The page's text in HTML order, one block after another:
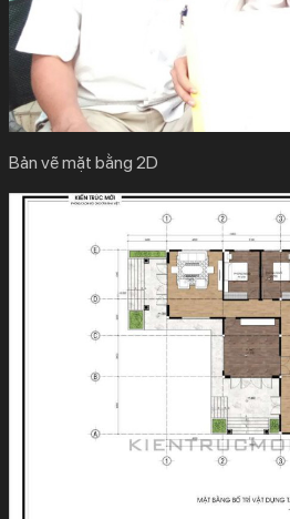
Bản vẽ mặt bằng 2D